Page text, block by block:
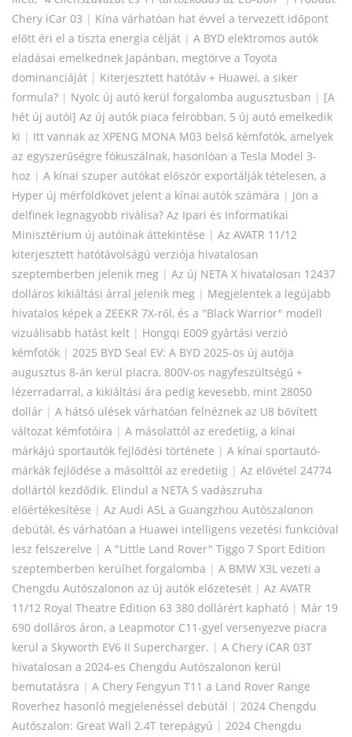
Chery iCar 03 | Kína várhatóan hat évvel a tervezett időpont
előtt éri el a tiszta energia célját | A BYD elektromos autók
eladásai emelkednek Japánban, megtörve a Toyota
dominanciáját | Kiterjesztett hatótáv + Huawei, a siker
formula? | Nyolc új autó kerül forgalomba augusztusban | [A
hét új autói] Az új autók piaca felrobban, 5 új autó emelkedik
ki | Itt vannak az XPENG MONA M03 belső kémfotók, amelyek
az egyszerűségre fókuszálnak, hasonlóan a Tesla Model 3-
hoz | A kínai szuper autókat először exportálják tételesen, a
Hyper új mérföldkövet jelent a kínai autók számára | Jön a
delfinek legnagyobb riválisa? Az Ipari és Informatikai
Minisztérium új autóinak áttekintése | Az AVATR 11/12
kiterjesztett hatótávolságú verziója hivatalosan
szeptemberben jelenik meg | Az új NETA X hivatalosan 12437
dolláros kikiáltási árral jelenik meg | Megjelentek a legújabb
hivatalos képek a ZEEKR 7X-ről, és a "Black Warrior" modell
vizuálisabb hatást kelt | Hongqi E009 gyártási verzió
kémfotók | 2025 BYD Seal EV: A BYD 2025-ös új autója
augusztus 8-án kerül piacra, 800V-os nagyfeszültségű +
lézerradarral, a kikiáltási ára pedig kevesebb, mint 28050
dollár | A hátsó ülések várhatóan felnéznek az U8 bővített
változat kémfotóira | A másolattól az eredetiig, a kínai
márkájú sportautók fejlődési története | A kínai sportautó-
márkák fejlődése a másolttól az eredetiig | Az elővétel 24774
dollártól kezdődik. Elindul a NETA S vadászruha
előértékesítése | Az Audi A5L a Guangzhou Autószalonon
debütál, és várhatóan a Huawei intelligens vezetési funkcióval
lesz felszerelve | A "Little Land Rover" Tiggo 7 Sport Edition
szeptemberben kerülhet forgalomba | A BMW X3L vezeti a
Chengdu Autószalonon az új autók előzetesét | Az AVATR
11/12 Royal Theatre Edition 63 380 dollárért kapható | Már 19
690 dolláros áron, a Leapmotor C11-gyel versenyezve piacra
kerül a Skyworth EV6 II Supercharger. | A Chery iCAR 03T
hivatalosan a 2024-es Chengdu Autószalonon kerül
bemutatásra | A Chery Fengyun T11 a Land Rover Range
Roverhez hasonló megjelenéssel debütál | 2024 Chengdu
Autószalon: Great Wall 2.4T terepágyú | 2024 Chengdu